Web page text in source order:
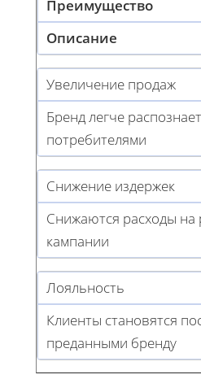
Преимущество
Описание
Увеличение продаж
Бренд легче
потребителями
Снижение издержек
Снижаются расходы на
кампании
Лояльность
Клиенты становятся
преданными бренду